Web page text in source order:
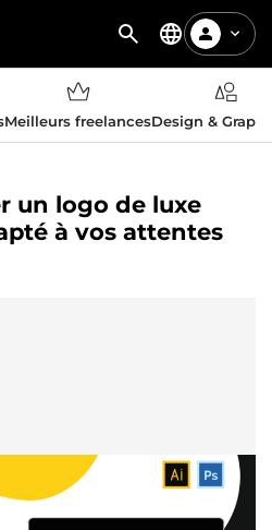
Meilleurs freelancesDesign &
un logo de luxe
à vos attentes